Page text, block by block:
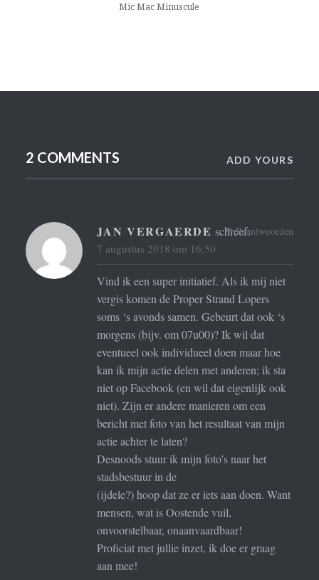
Mic Mac Minuscule
2 COMMENTS ADD YOURS
JAN VERGAERDE schreef:
7 augustus 2018 om 16:50
Vind ik een super initiatief. Als ik mij niet
vergis komen de Proper Strand Lopers
soms ‘s avonds samen. Gebeurt dat ook ‘s
morgens (bijv. om 07u00)? Ik wil dat
eventueel ook individueel doen maar hoe
kan ik mijn actie delen met anderen; ik sta
niet op Facebook (en wil dat eigenlijk ook
niet). Zijn er andere manieren om een
bericht met foto van het resultaat van mijn
actie achter te laten?
Desnoods stuur ik mijn foto’s naar het
stadsbestuur in de
(ijdele?) hoop dat ze er iets aan doen. Want
mensen, wat is Oostende vuil,
onvoorstelbaar, onaanvaardbaar!
Proficiat met jullie inzet, ik doe er graag
aan mee!
Beantwoorden